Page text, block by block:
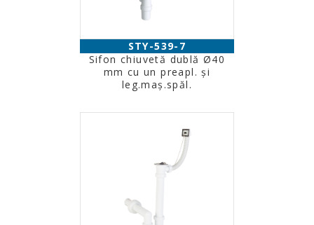
STY-539-7
Sifon chiuvetă dublă Ø40
mm cu un preapl. şi
leg.maş.spăl.